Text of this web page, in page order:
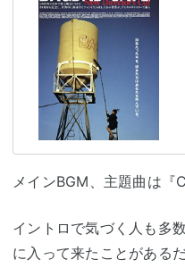
メインBGM、主題曲は『
イントロで気づく人も多
に入って来たことがある